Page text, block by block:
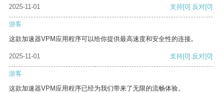
2025-11-01 支持[0] 反对[0]
游客
这款加速器VPM应用程序可以给你提供最高速度和安全性的连接。
2025-11-01 支持[0] 反对[0]
游客
这款加速器VPM应用程序已经为我们带来了无限的流畅体验。